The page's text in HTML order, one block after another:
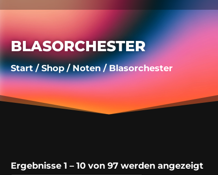
BLASORCHESTER
Start/Shop/Noten/ Blasorchester
Ergebnisse 1 – 10 von 97 werden angezeigt